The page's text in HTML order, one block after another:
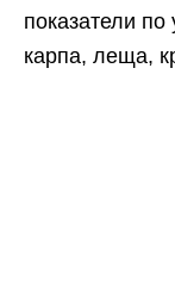
показатели
карпа, леща,